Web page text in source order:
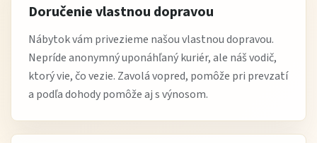
komfortu a útulnej atmosféry.
Výhody nákupu na Žltej Hale
moderný dizajn vhodný do rôznych interiérov
pevná konštrukcia a kvalitné čalúnenie
Doručenie vlastnou dopravou
Nábytok vám privezieme našou vlastnou dopravou.
Nepríde anonymný uponáhľaný kuriér, ale náš vodič,
ktorý vie, čo vezie. Zavolá vopred, pomôže pri prevzatí
a podľa dohody pomôže aj s výnosom.